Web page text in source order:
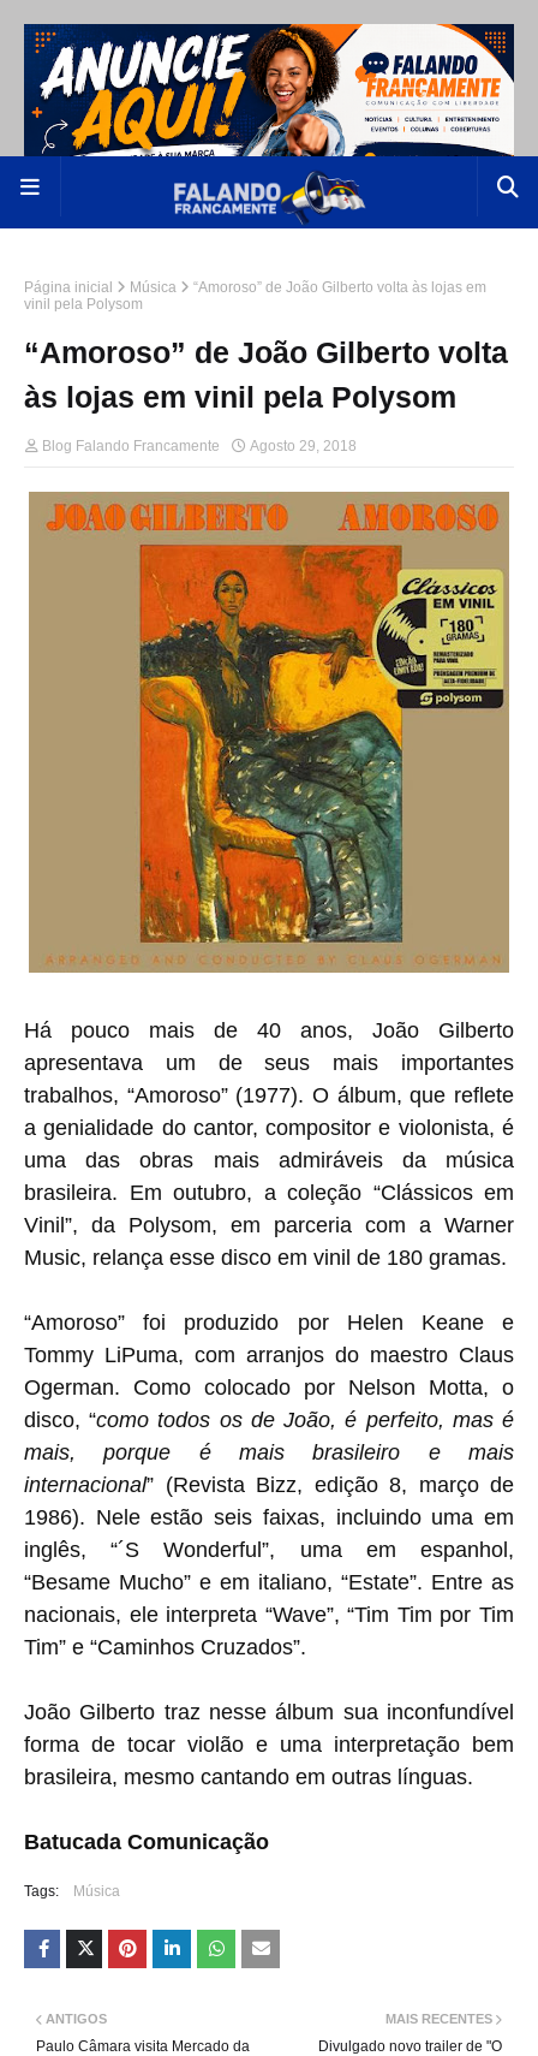
Página inicial Música
“Amoroso” de João Gilberto volta às lojas em
vinil pela Polysom
“Amoroso” de João Gilberto volta
às lojas em vinil pela Polysom
Blog Falando Francamente Agosto 29, 2018
Há pouco mais de 40 anos, João Gilberto
apresentava um de seus mais importantes
trabalhos, “Amoroso” (1977). O álbum, que reflete
a genialidade do cantor, compositor e violonista, é
uma das obras mais admiráveis da música
brasileira. Em outubro, a coleção “Clássicos em
Vinil”, da Polysom, em parceria com a Warner
Music, relança esse disco em vinil de 180 gramas.
“Amoroso” foi produzido por Helen Keane e
Tommy LiPuma, com arranjos do maestro Claus
Ogerman. Como colocado por Nelson Motta, o
disco, “como todos os de João, é perfeito, mas é
mais, porque é mais brasileiro e mais
internacional” (Revista Bizz, edição 8, março de
1986). Nele estão seis faixas, incluindo uma em
inglês, “´S Wonderful”, uma em espanhol,
“Besame Mucho” e em italiano, “Estate”. Entre as
nacionais, ele interpreta “Wave”, “Tim Tim por Tim
Tim” e “Caminhos Cruzados”.
João Gilberto traz nesse álbum sua inconfundível
forma de tocar violão e uma interpretação bem
brasileira, mesmo cantando em outras línguas.
Batucada Comunicação
Tags: Música
MAIS RECENTES
Divulgado novo trailer de "O
ANTIGOS
Paulo Câmara visita Mercado da